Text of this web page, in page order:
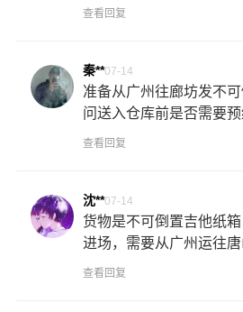
查看回复
秦**07-14
准备从广州往廊坊发不
问送入仓库前是否需要预
查看回复
沈**07-14
货物是不可倒置吉他纸
进场，需要从广州运往
查看回复